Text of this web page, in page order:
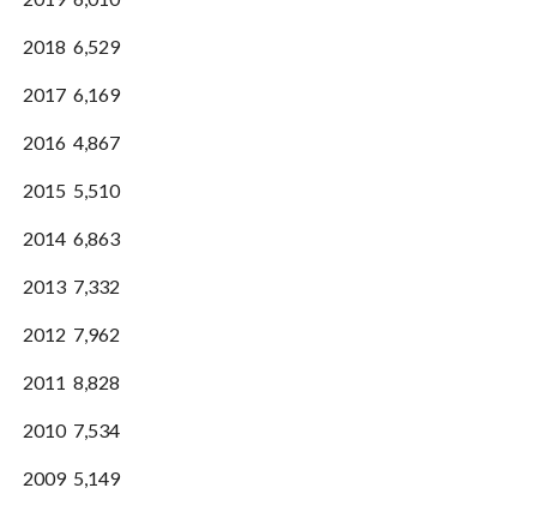
2018 6,529
2017 6,169
2016 4,867
2015 5,510
2014 6,863
2013 7,332
2012 7,962
2011 8,828
2010 7,534
2009 5,149